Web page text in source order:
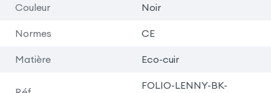
Couleur Noir
Normes CE
Matière Eco-cuir
FOLIO-LENNY-BK-